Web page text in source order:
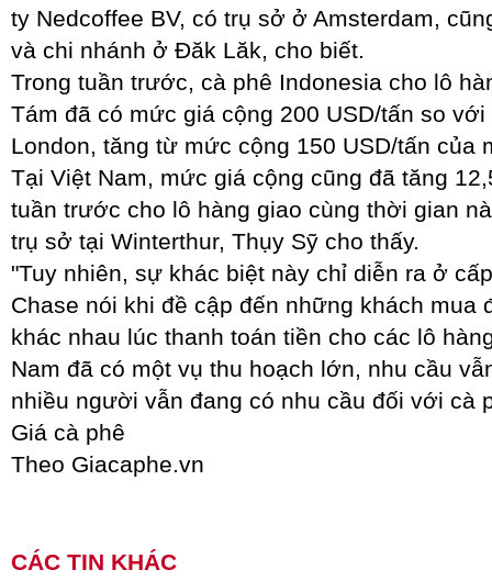
ty Nedcoffee BV, có trụ sở ở Amsterdam,
và chi nhánh ở Đăk Lăk, cho biết.
Trong tuần trước, cà phê Indonesia cho lô
Tám đã có mức giá cộng 200 USD/tấn so
London, tăng từ mức cộng 150 USD/tấn của
Tại Việt Nam, mức giá cộng cũng đã tăng
tuần trước cho lô hàng giao cùng thời gian
trụ sở tại Winterthur, Thụy Sỹ cho thấy.
"Tuy nhiên, sự khác biệt này chỉ diễn ra ở
Chase nói khi đề cập đến những khách mua
khác nhau lúc thanh toán tiền cho các lô
Nam đã có một vụ thu hoạch lớn, nhu cầu
nhiều người vẫn đang có nhu cầu đối với cà
Giá cà phê
Theo Giacaphe.vn
CÁC TIN KHÁC